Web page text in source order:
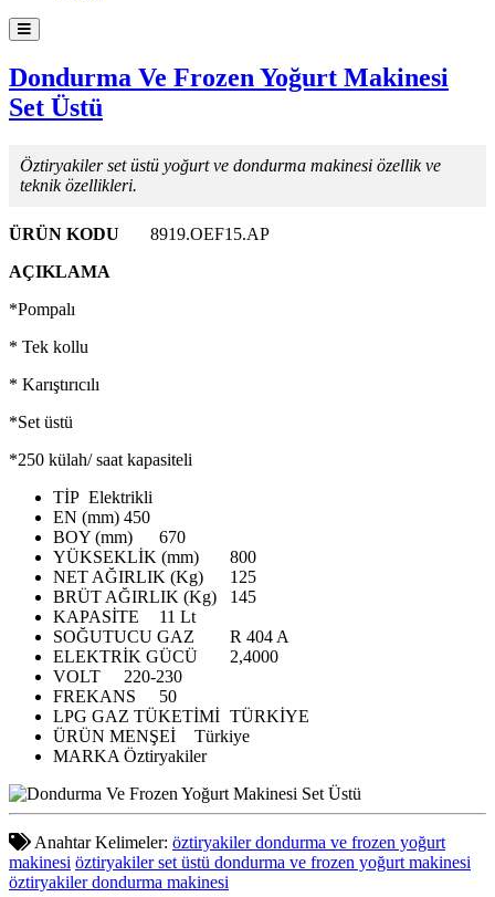
Dondurma Ve Frozen Yoğurt Makinesi
Set Üstü
Öztiryakiler set üstü yoğurt ve dondurma makinesi özellik ve
teknik özellikleri.
ÜRÜN KODU
8919.OEF15.AP
AÇIKLAMA
*Pompalı
* Tek kollu
* Karıştırıcılı
*Set üstü
*250 külah/ saat kapasiteli
TİP Elektrikli
EN (mm) 450
BOY (mm)
670
YÜKSEKLİK (mm)
800
NET AĞIRLIK (Kg)
125
BRÜT AĞIRLIK (Kg)
145
KAPASİTE
11 Lt
SOĞUTUCU GAZ
R 404 A
ELEKTRİK GÜCÜ
2,4000
VOLT
220-230
FREKANS
50
LPG GAZ TÜKETİMİ TÜRKİYE
ÜRÜN MENŞEİ
Türkiye
MARKA Öztiryakiler
Anahtar Kelimeler: öztiryakiler dondurma ve frozen yoğurt
makinesi öztiryakiler set üstü dondurma ve frozen yoğurt makinesi
öztiryakiler dondurma makinesi